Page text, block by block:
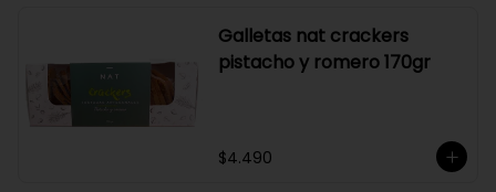
Galletas nat crackers
pistacho y romero 170gr
$4.490